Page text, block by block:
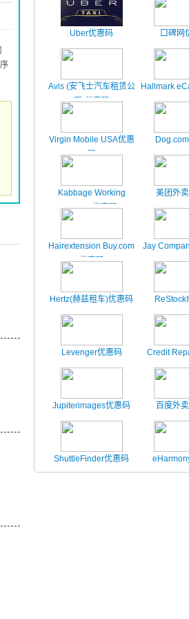
Uber优惠码 口碑网
Avis (安飞士汽车租赁公
司)优惠码
Hallmark
Virgin Mobile USA优惠
码
Kabbage Working
Capital优惠码
美团外
Hairextension Buy.com
优惠码
Jay
Hertz(赫兹租车)优惠码
Levenger优惠码 Credit
Jupiterimages优惠码 百度外
ShuttleFinder优惠码